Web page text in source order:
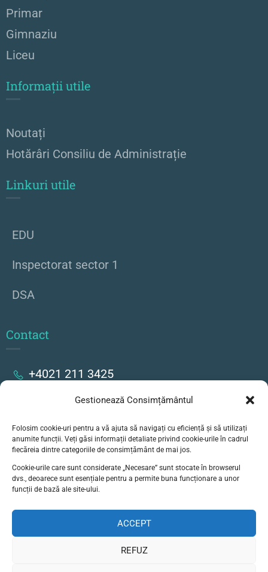
Gestionează Consimțământul
Folosim cookie-uri pentru a vă ajuta să navigați cu eficiență și să utilizați
anumite funcții. Veți găsi informații detaliate privind cookie-urile în cadrul
fiecăreia dintre categoriile de consimțământ de mai jos.
Cookie-urile care sunt considerate „Necesare” sunt stocate în browserul
dvs., deoarece sunt esențiale pentru a permite buna funcționare a unor
funcții de bază ale site-ului.
ACCEPT
REFUZ
Primar
Gimnaziu
Liceu
Informații utile
Noutați
Hotărâri Consiliu de Administrație
Linkuri utile
EDU
Inspectorat sector 1
DSA
Contact
+4021 211 3425
Strada Stanislav Cihoschi 17, București
secretariat@colegiulgoethe.ro
© Liceul German Goethe, Bucuresti - Toate